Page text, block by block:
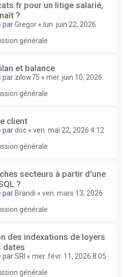
pour un litige salarié,
?
parGregor « lun. juin 22, 2026
générale
et balance
par zilow75 « mer. juin 10, 2026
générale
client
pardoc « ven. mai 22, 2026 4:12
générale
secteurs à partir d'une
?
par Brandi « ven. mars 13, 2026
générale
des indexations de loyers
dates
parSRI « mer. févr. 11, 2026 8:05
générale